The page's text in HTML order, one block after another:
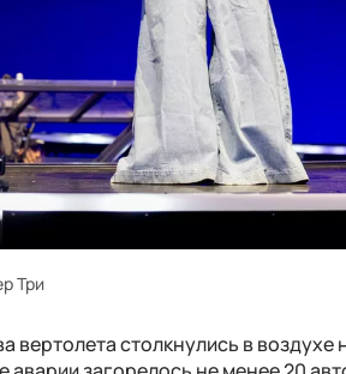
Три
столкнулись в воздухе